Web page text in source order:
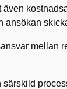
ansökan
mellan